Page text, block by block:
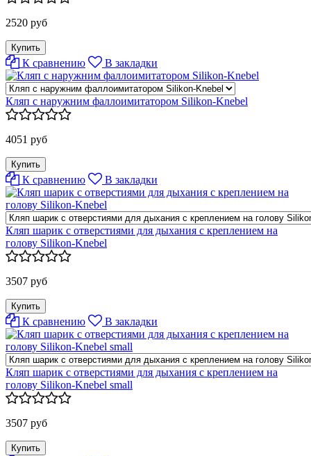
2520 руб
К сравнению В закладки
Кляп с наружним фаллоимитатором Silikon-Knebel
4051 руб
К сравнению В закладки
Кляп шарик с отверстиями для дыхания с креплением на
голову Silikon-Knebel
3507 руб
К сравнению В закладки
Кляп шарик с отверстиями для дыхания с креплением на
голову Silikon-Knebel small
3507 руб